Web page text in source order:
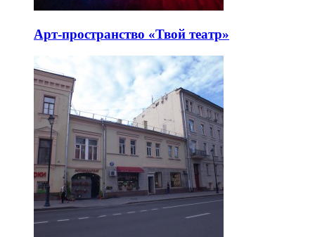
Арт-пространство «Твой театр»